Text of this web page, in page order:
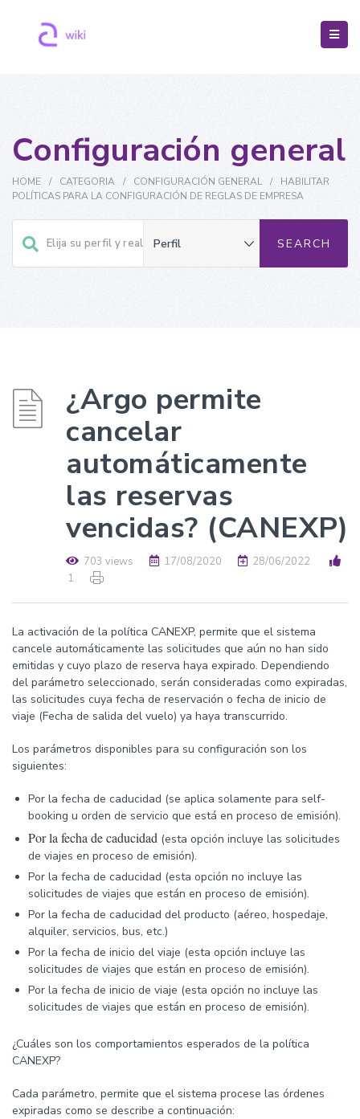
Configuración general
HOME / CATEGORIA / CONFIGURACIÓN GENERAL /
HABILITAR
POLÍTICAS PARA LA CONFIGURACIÓN DE REGLAS DE EMPRESA
¿Argo permite
cancelar
automáticamente
las reservas
vencidas? (CANEXP)
703 views 17/08/2020
28/06/2022
1
La activación de la política CANEXP, permite que el sistema
cancele automáticamente las solicitudes que aún no han sido
emitidas y cuyo plazo de reserva haya expirado. Dependiendo
del parámetro seleccionado, serán consideradas como expiradas,
las solicitudes cuya fecha de reservación o fecha de inicio de
viaje (Fecha de salida del vuelo) ya haya transcurrido.
Los parámetros disponibles para su configuración son los
siguientes:
Por la fecha de caducidad (se aplica solamente para self-
booking u orden de servicio que está en proceso de emisión).
Por la fecha de caducidad (esta opción incluye las solicitudes
de viajes en proceso de emisión).
Por la fecha de caducidad (esta opción no incluye las
solicitudes de viajes que están en proceso de emisión).
Por la fecha de caducidad del producto (aéreo, hospedaje,
alquiler, servicios, bus, etc.)
Por la fecha de inicio del viaje (esta opción incluye las
solicitudes de viajes que están en proceso de emisión).
Por la fecha de inicio de viaje (esta opción no incluye las
solicitudes de viajes que están en proceso de emisión).
¿Cuáles son los comportamientos esperados de la política
CANEXP?
Cada parámetro, permite que el sistema procese las órdenes
expiradas como se describe a continuación: